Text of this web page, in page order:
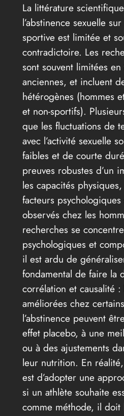
La littérature
l’abstinence sexuelle
sportive est limitée et
contradictoire. Les
sont souvent limitées
anciennes, et incluent
hétérogènes (hommes
et non-sportifs).
que les fluctuations de
avec l’activité sexuelle
faibles et de courte
preuves robustes d’un
les capacités
facteurs
observés chez les
recherches se
psychologiques et
il est ardu de
fondamental de faire la
corrélation et causalité
améliorées chez
l’abstinence peuvent
effet placebo, à une
ou à des ajustements
leur nutrition. En
est d’adopter une
si un athlète souhaite
comme méthode, il doit